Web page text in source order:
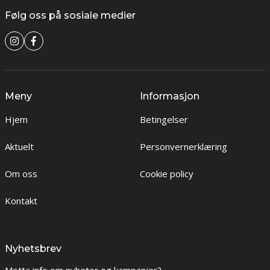
Følg oss på sosiale medier
Meny
Hjem
Aktuelt
Om oss
Kontakt
Informasjon
Betingelser
Personvernerklæring
Cookie policy
Nyhetsbrev